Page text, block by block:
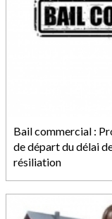
Bail commercial :
de départ du délai
résiliation